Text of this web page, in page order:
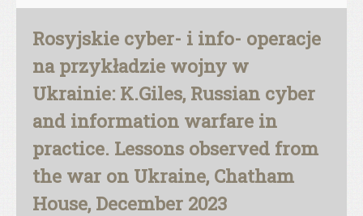
Rosyjskie cyber- i info- operacje
na przykładzie wojny w
Ukrainie: K.Giles, Russian cyber
and information warfare in
practice. Lessons observed from
the war on Ukraine, Chatham
House, December 2023